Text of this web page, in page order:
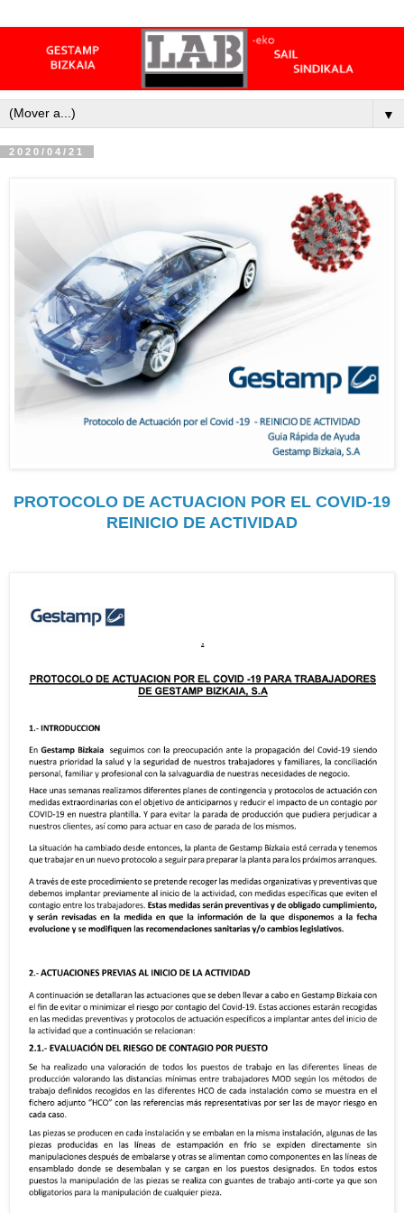
▼
2020/04/21
PROTOCOLO DE ACTUACION POR EL COVID-19
REINICIO DE ACTIVIDAD